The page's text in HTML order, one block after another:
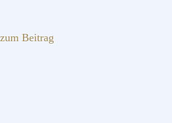
zum Beitrag